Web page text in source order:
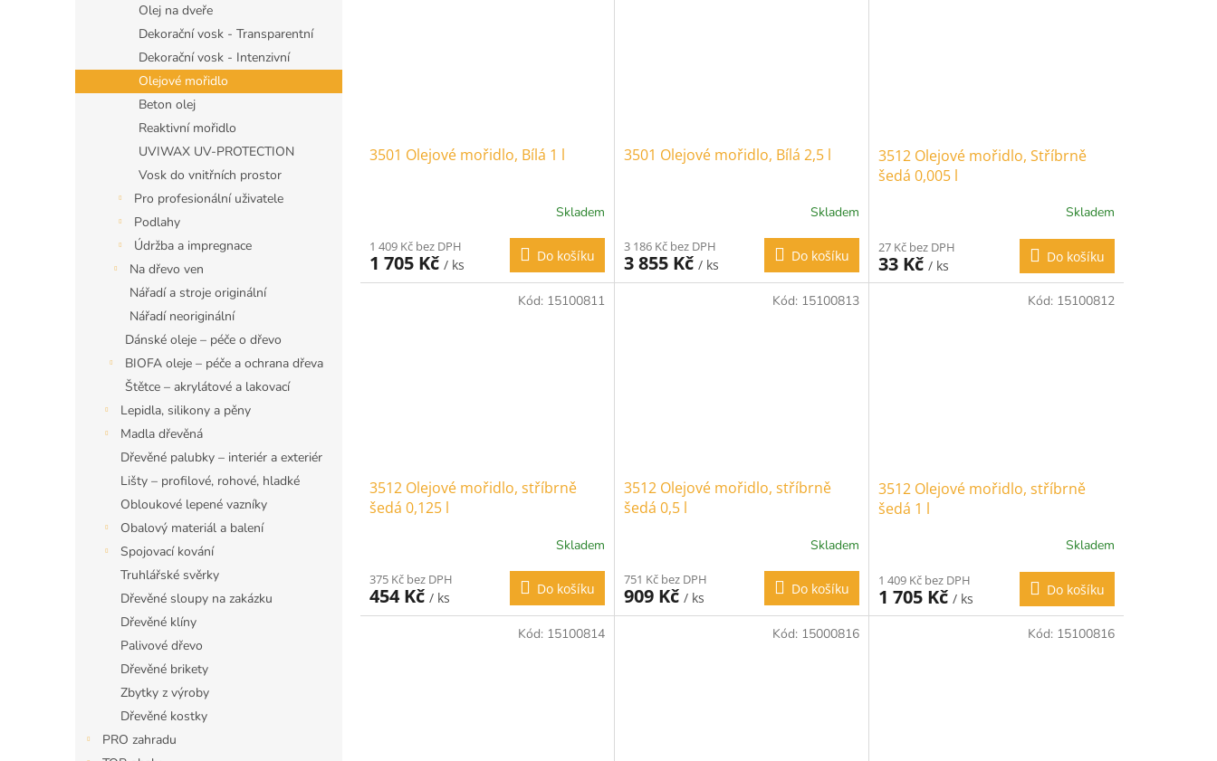
Olej na dveře
Dekorační vosk - Transparentní
Dekorační vosk - Intenzivní
Olejové mořidlo
Beton olej
Reaktivní mořidlo
UVIWAX UV-PROTECTION
Vosk do vnitřních prostor
Pro profesionální uživatele
Podlahy
Údržba a impregnace
Na dřevo ven
Nářadí a stroje originální
Nářadí neoriginální
Dánské oleje – péče o dřevo
BIOFA oleje – péče a ochrana dřeva
Štětce – akrylátové a lakovací
Lepidla, silikony a pěny
Madla dřevěná
Dřevěné palubky – interiér a exteriér
Lišty – profilové, rohové, hladké
Obloukové lepené vazníky
Obalový materiál a balení
Spojovací kování
Truhlářské svěrky
Dřevěné sloupy na zakázku
Dřevěné klíny
Palivové dřevo
Dřevěné brikety
Zbytky z výroby
Dřevěné kostky
PRO zahradu
3501 Olejové mořidlo, Bílá 1 l
Skladem
1 409 Kč bez DPH
1 705 Kč / ks
Do košíku
3501 Olejové mořidlo, Bílá 2,5 l
Skladem
3 186 Kč bez DPH
3 855 Kč / ks
Do košíku
3512 Olejové mořidlo, Stříbrně
šedá 0,005 l
Skladem
27 Kč bez DPH
33 Kč / ks
Do košíku
3512 Olejové mořidlo, stříbrně
šedá 0,125 l
Skladem
375 Kč bez DPH
454 Kč / ks
Do košíku
Kód: 15100811
3512 Olejové mořidlo, stříbrně
šedá 0,5 l
Skladem
751 Kč bez DPH
909 Kč / ks
Do košíku
Kód: 15100813
3512 Olejové mořidlo, stříbrně
šedá 1 l
Skladem
1 409 Kč bez DPH
1 705 Kč / ks
Do košíku
Kód: 15100812
Kód: 15100814 Kód: 15000816 Kód: 15100816